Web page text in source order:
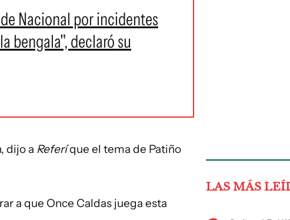
Nacional por incidentes
bengala", declaró su
dijo a Referíque el tema de Patiño
a que Once Caldas juega esta
LAS MÁS